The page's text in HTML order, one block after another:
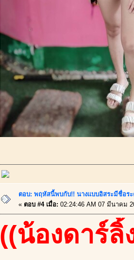
ตอบ: พฤหัสนี้พบกับ!! นางแบบอิสระมีชื่อร
« ตอบ #4 เมื่อ: 02:24:46 AM 07 มีนาคม
((น้องดาร์ลิ้